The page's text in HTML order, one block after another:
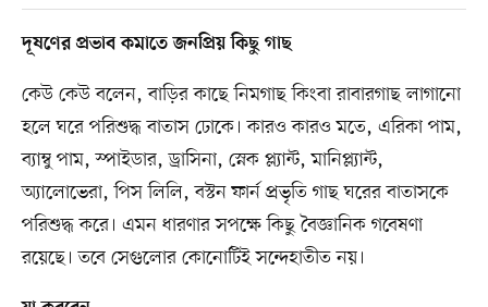
দূষণের প্রভাব কমাতে জনপ্রিয় কিছু গাছ
কেউ কেউ বলেন, বাড়ির কাছে নিমগাছ কিংবা রাবারগাছ লাগানো
হলে ঘরে পরিশুদ্ধ বাতাস ঢোকে। কারও কারও মতে, এরিকা পাম,
ব্যাম্বু পাম, স্পাইডার, ড্রাসিনা, স্নেক প্ল্যান্ট, মানিপ্ল্যান্ট,
অ্যালোভেরা, পিস লিলি, বস্টন ফার্ন প্রভৃতি গাছ ঘরের বাতাসকে
পরিশুদ্ধ করে। এমন ধারণার সপক্ষে কিছু বৈজ্ঞানিক গবেষণা
রয়েছে। তবে সেগুলোর কোনোটিই সন্দেহাতীত নয়।